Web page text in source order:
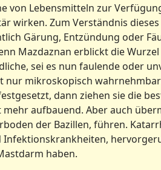
von Lebensmitteln zur
wirken. Zum Verständnis
Gärung, Entzündung oder
Mazdaznan erblickt die
sei es nun faulende oder
nur mikroskopisch
dann ziehen sie die
aufbauend. Aber auch
der Bazillen, führen.
haben.